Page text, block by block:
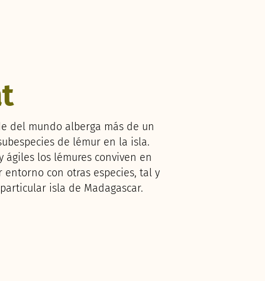
del mundo alberga más de un
de lémur en la isla.
ágiles los lémures conviven en
entorno con otras especies, tal y
isla de Madagascar.